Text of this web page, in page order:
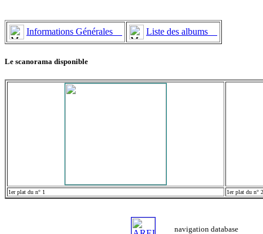
Informations Générales Liste des albums
Le scanorama disponible
1er plat du n° 1 1er plat du n° 2
navigation database